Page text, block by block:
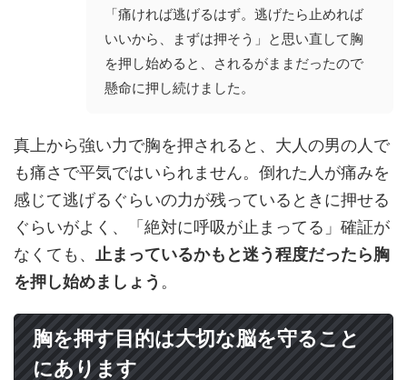
「痛ければ逃げるはず。逃げたら止めれば
いいから、まずは押そう」と思い直して胸
を押し始めると、されるがままだったので
懸命に押し続けました。
真上から強い力で胸を押されると、大人の男の人で
も痛さで平気ではいられません。倒れた人が痛みを
感じて逃げるぐらいの力が残っているときに押せる
ぐらいがよく、「絶対に呼吸が止まってる」確証が
なくても、
止まっているかもと迷う程度だったら胸
を押し始めましょう 。
胸を押す目的は大切な脳を守ること
にあります